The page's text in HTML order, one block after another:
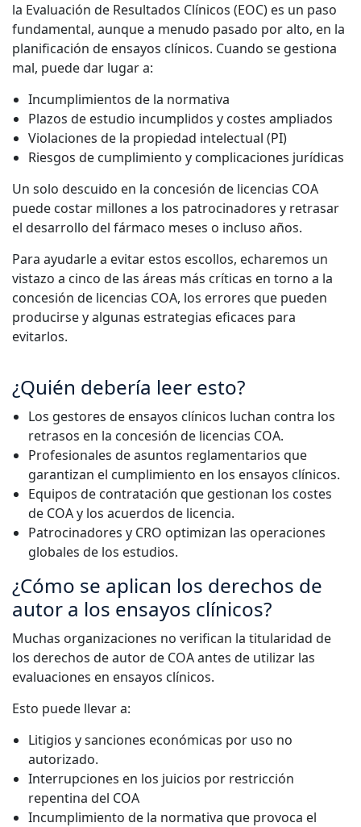
Transcripción
Convierta audio en acción
Potencie la IA con datos fiables
Todas las soluciones
Soluciones por Industria
Manufactura
Finanzas
Jurídico
Instituciones Públicas
Todas las industrias
Servicios de datos de IA
Potencia la IA con datos de calidad
Conoce a Lia
globales
Consejos para maximizar eficiencia, escala y calidad
Carreras
Construye tu futuro con nosotros
Oportunidades freelance
Forma parte de nuestra red global
la Evaluación de Resultados Clínicos (EOC) es un paso
fundamental, aunque a menudo pasado por alto, en la
planificación de ensayos clínicos. Cuando se gestiona
mal, puede dar lugar a:
Incumplimientos de la normativa
Plazos de estudio incumplidos y costes ampliados
Violaciones de la propiedad intelectual (PI)
Riesgos de cumplimiento y complicaciones jurídicas
Un solo descuido en la concesión de licencias COA
puede costar millones a los patrocinadores y retrasar
el desarrollo del fármaco meses o incluso años.
Para ayudarle a evitar estos escollos, echaremos un
vistazo a cinco de las áreas más críticas en torno a la
concesión de licencias COA, los errores que pueden
producirse y algunas estrategias eficaces para
evitarlos.
¿Quién debería leer esto?
Los gestores de ensayos clínicos luchan contra los
retrasos en la concesión de licencias COA.
Profesionales de asuntos reglamentarios que
garantizan el cumplimiento en los ensayos clínicos.
Equipos de contratación que gestionan los costes
de COA y los acuerdos de licencia.
Patrocinadores y CRO optimizan las operaciones
globales de los estudios.
¿Cómo se aplican los derechos de
autor a los ensayos clínicos?
Muchas organizaciones no verifican la titularidad de
los derechos de autor de COA antes de utilizar las
evaluaciones en ensayos clínicos.
Esto puede llevar a:
Litigios y sanciones económicas por uso no
autorizado.
Interrupciones en los juicios por restricción
repentina del COA
Incumplimiento de la normativa que provoca el